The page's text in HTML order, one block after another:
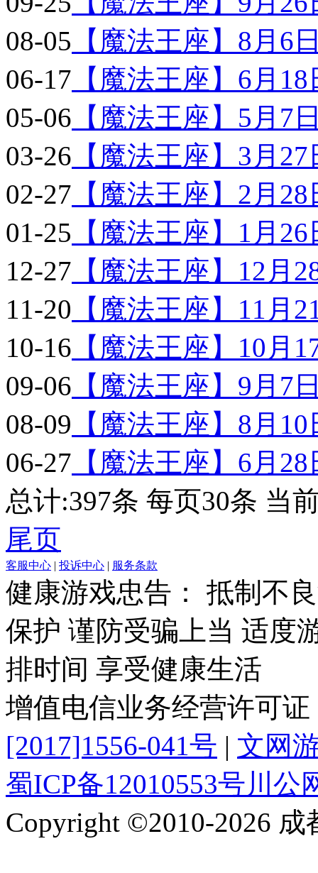
08-05 【魔法王座】8月6
06-17 【魔法王座】6月
05-06 【魔法王座】5月7
03-26 【魔法王座】3月
02-27 【魔法王座】2月
01-25 【魔法王座】1月
12-27 【魔法王座】12月
11-20 【魔法王座】11月
10-16 【魔法王座】10月
09-06 【魔法王座】9月7
08-09 【魔法王座】8月
06-27 【魔法王座】6月
总计:397条 每页30条 当
尾页
客服中心 | 投诉中心 | 服务条款
健康游戏忠告： 抵制不
保护 谨防受骗上当 适度
排时间 享受健康生活
增值电信业务经营许可证
[2017]1556-041号 | 文网
蜀ICP备12010553号川公
Copyright ©2010-2026